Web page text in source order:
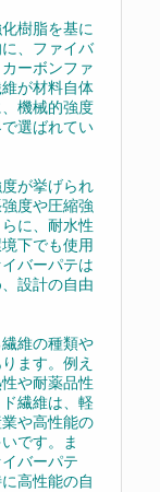
樹脂を基に
、ファイバ
ーボンファ
が材料自体
機械的強度
選ばれてい
が挙げられ
度や圧縮強
に、耐水性
下でも使用
バーパテは
設計の自由
維の種類や
ます。例え
や耐薬品性
繊維は、軽
や高性能の
です。ま
バーパテ
高性能の自